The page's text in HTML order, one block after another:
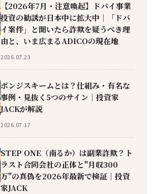
【2026年7月・注意喚起】ドバイ事業
投資の勧誘が日本中に拡大中｜「ドバ
イ案件」と聞いたら詐欺を疑うべき理
由と、いま広まるADICOの現在地
2026.07.23
ポンジスキームとは？仕組み・有名な
事例・見抜く5つのサイン｜投資家
JACKが解説
2026.07.17
STEP ONE（南るか）は副業詐欺？ト
ラスト合同会社の正体と"月収300
万"の真偽を2026年最新で検証｜投資
家JACK